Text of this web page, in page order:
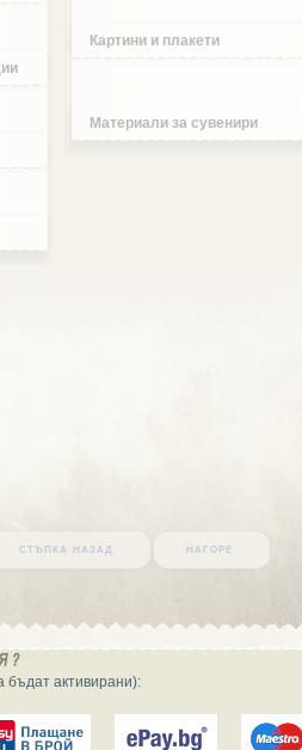
Картини и плакети
Материали за сувенири
стъпка назад нагоре
активирани):